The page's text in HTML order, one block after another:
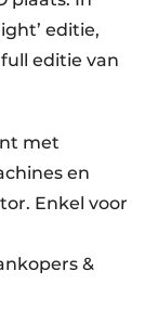
editie,
editie van
met
en
Enkel voor
&